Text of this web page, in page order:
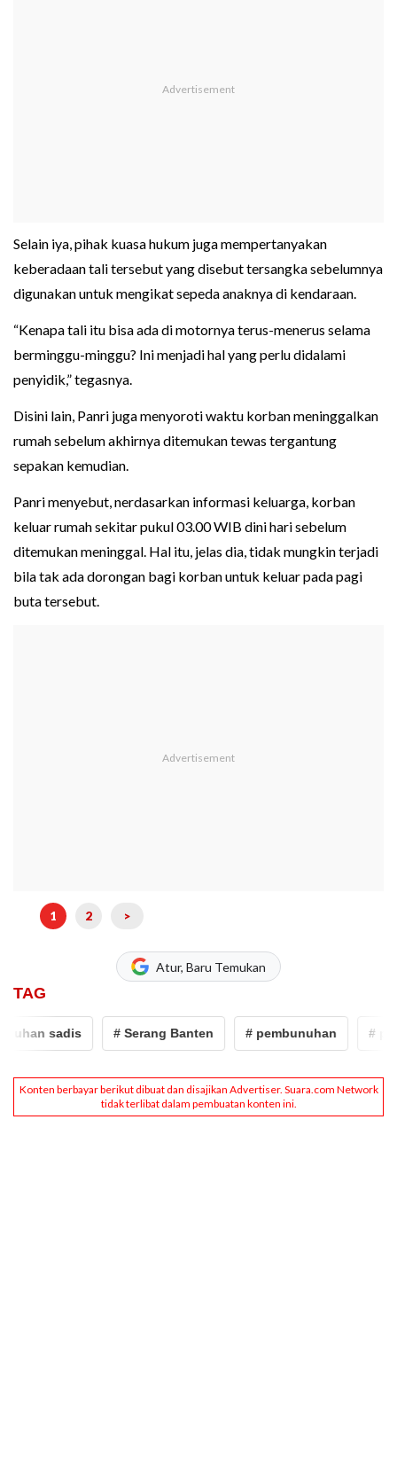
Selain iya, pihak kuasa hukum juga mempertanyakan
keberadaan tali tersebut yang disebut tersangka sebelumnya
digunakan untuk mengikat sepeda anaknya di kendaraan.
“Kenapa tali itu bisa ada di motornya terus-menerus selama
berminggu-minggu? Ini menjadi hal yang perlu didalami
penyidik,” tegasnya.
Disini lain, Panri juga menyoroti waktu korban meninggalkan
rumah sebelum akhirnya ditemukan tewas tergantung
sepakan kemudian.
Panri menyebut, nerdasarkan informasi keluarga, korban
keluar rumah sekitar pukul 03.00 WIB dini hari sebelum
ditemukan meninggal. Hal itu, jelas dia, tidak mungkin terjadi
bila tak ada dorongan bagi korban untuk keluar pada pagi
buta tersebut.
1 2 >
Atur, Baru Temukan
TAG
sadis # Serang Banten # pembunuhan #